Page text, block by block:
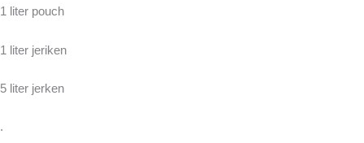
1 liter pouch
1 liter jeriken
5 liter jerken
.